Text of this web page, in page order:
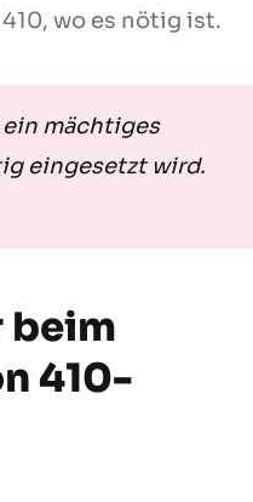
wo es nötig ist.
mächtiges
eingesetzt wird.
beim
410-